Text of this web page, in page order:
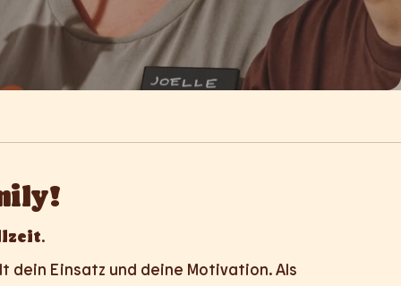
.
dein Einsatz und deine Motivation. Als